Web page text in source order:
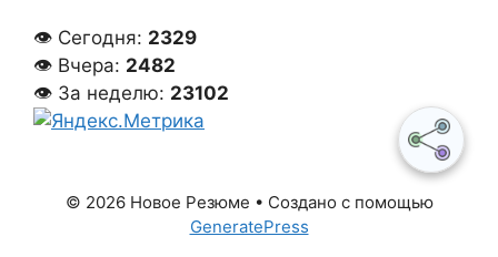
👁 Сегодня: 2329
👁 Вчера: 2482
👁 За неделю: 23102
© 2026 Новое Резюме • Создано с помощью
GeneratePress